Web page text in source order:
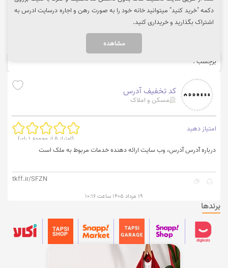
دکمه "خرید کنید" میتوانید خانه خود را به صورت رهن و اجاره درسایت ادرس به
اشتراک بگذارید و خریداری کنید.
مشاهده
برچسب :
کد تخفیف آدرس
مسکن و املاک
امتیاز دهید
(امتیاز 5از مجموع 1 رای)
درباره آدرس آدرس، وب سایت ارائه دهنده خدمات مربوط به ملک است
tkff.ir/SFZN
۱۹ مرداد ۱۴۰۵ ساعت ۱۰:۱۶
برندها